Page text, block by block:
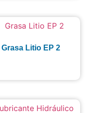
Grasa Litio EP 2